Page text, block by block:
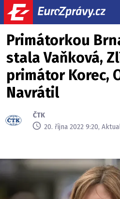
Primátorkou
stala Vaňková,
primátor Korec,
Navrátil
ČTK
20. října 2022 9:20,